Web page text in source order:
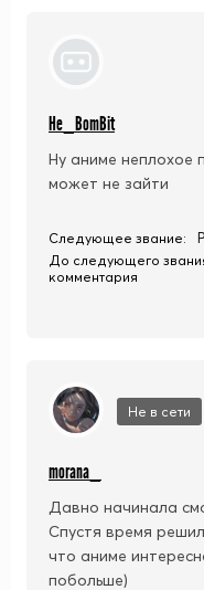
He_BomBit
Ну аниме неплохое
может не зайти
Следующее звание:
До следующего
комментария
Не в сети
morana_
Давно начинала
Спустя время
что аниме
побольше)